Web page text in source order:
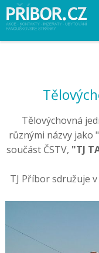
Tělovýchovná
různými názvy jako
součást ČSTV, "TJ
TJ Příbor sdružuje